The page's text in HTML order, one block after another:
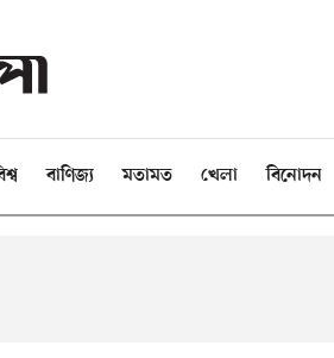
বাণিজ্য মতামত খেলা বিনোদন